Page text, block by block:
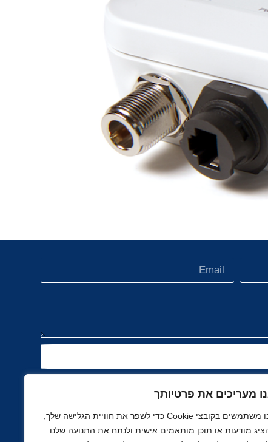
מעריכים את פרטיותך
אנו משתמשים בקובצי Cookie כדי לשפר את חוויית הגלישה שלך,
מודעות או תוכן מותאמים אישית ולנתח את התנועה שלנו.
רכב, תעופה ותחבורה